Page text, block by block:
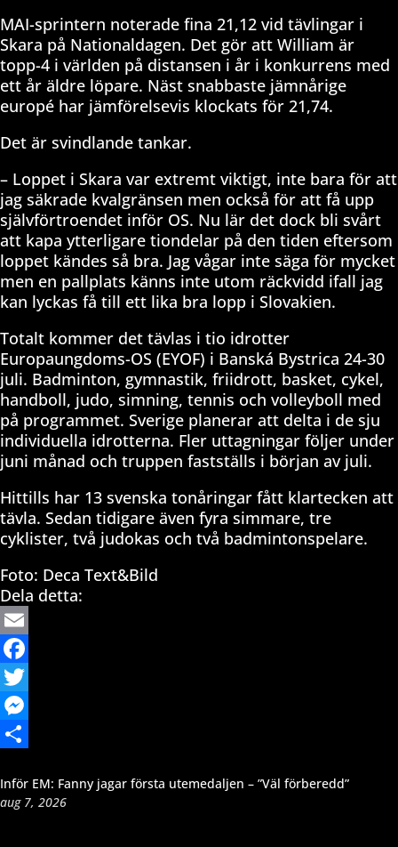
MAI-sprintern noterade fina 21,12 vid tävlingar i
Skara på Nationaldagen. Det gör att William är
topp-4 i världen på distansen i år i konkurrens med
ett år äldre löpare. Näst snabbaste jämnårige
europé har jämförelsevis klockats för 21,74.
Det är svindlande tankar.
– Loppet i Skara var extremt viktigt, inte bara för att
jag säkrade kvalgränsen men också för att få upp
självförtroendet inför OS. Nu lär det dock bli svårt
att kapa ytterligare tiondelar på den tiden eftersom
loppet kändes så bra. Jag vågar inte säga för mycket
men en pallplats känns inte utom räckvidd ifall jag
kan lyckas få till ett lika bra lopp i Slovakien.
Totalt kommer det tävlas i tio idrotter
Europaungdoms-OS (EYOF) i Banská Bystrica 24-30
juli. Badminton, gymnastik, friidrott, basket, cykel,
handboll, judo, simning, tennis och volleyboll med
på programmet. Sverige planerar att delta i de sju
individuella idrotterna. Fler uttagningar följer under
juni månad och truppen fastställs i början av juli.
Hittills har 13 svenska tonåringar fått klartecken att
tävla. Sedan tidigare även fyra simmare, tre
cyklister, två judokas och två badmintonspelare.
Foto: Deca Text&Bild
Dela detta:
Email
Facebook
Twitter
Messenger
Inför EM: Fanny jagar första utemedaljen – ”Väl förberedd”
aug 7, 2026